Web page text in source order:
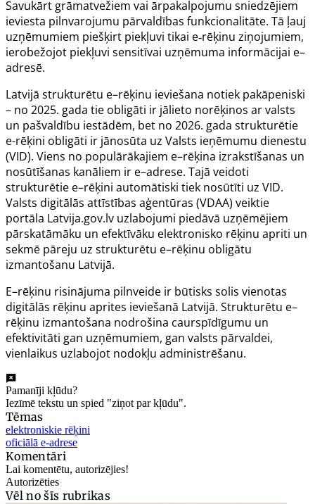
Savukārt grāmatvežiem vai ārpakalpojumu sniedzējiem
ieviesta pilnvarojumu pārvaldības funkcionalitāte. Tā ļauj
uzņēmumiem piešķirt piekļuvi tikai e‑rēķinu ziņojumiem,
ierobežojot piekļuvi sensitīvai uzņēmuma informācijai e–
adresē.
Latvijā strukturētu e–rēķinu ieviešana notiek pakāpeniski
– no 2025. gada tie obligāti ir jālieto norēķinos ar valsts
un pašvaldību iestādēm, bet no 2026. gada strukturētie
e-rēķini obligāti ir jānosūta uz Valsts ieņēmumu dienestu
(VID). Viens no populārākajiem e–rēķina izrakstīšanas un
nosūtīšanas kanāliem ir e–adrese. Tajā veidoti
strukturētie e–rēķini automātiski tiek nosūtīti uz VID.
Valsts digitālās attīstības aģentūras (VDAA) veiktie
portāla Latvija.gov.lv uzlabojumi piedāvā uzņēmējiem
pārskatāmāku un efektīvāku elektronisko rēķinu apriti un
sekmē pāreju uz strukturētu e–rēķinu obligātu
izmantošanu Latvijā.
E–rēķinu risinājuma pilnveide ir būtisks solis vienotas
digitālās rēķinu aprites ieviešanā Latvijā. Strukturētu e–
rēķinu izmantošana nodrošina caurspīdīgumu un
efektivitāti gan uzņēmumiem, gan valsts pārvaldei,
vienlaikus uzlabojot nodokļu administrēšanu.
Pamanīji kļūdu?
Iezīmē tekstu un spied "ziņot par kļūdu".
Tēmas
elektroniskie rēķini
oficiālā e-adrese
Komentāri
Lai komentētu, autorizējies!
Autorizēties
Vēl no šīs rubrikas